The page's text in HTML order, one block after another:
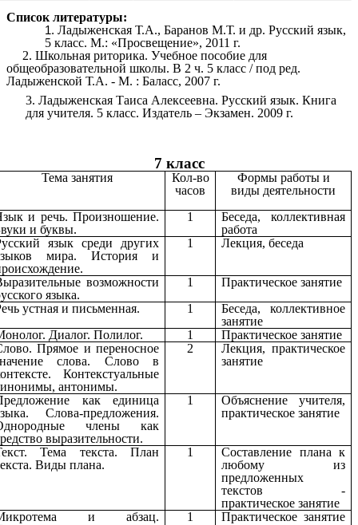
Список литературы:
Ладыженская Т.А., Баранов М.Т. и др. Русский язык,
5 класс. М.: «Просвещение», 2011 г.
2. Школьная риторика. Учебное пособие для
общеобразовательной школы. В 2 ч. 5 класс / под ред.
Ладыженской Т.А. - М. : Баласс, 2007 г.
3. Ладыженская Таиса Алексеевна. Русский язык. Книга
для учителя. 5 класс. Издатель – Экзамен. 2009 г.
7 класс
Тема занятия
Кол-во
часов
Формы работы и
виды деятельности
и речь. Произношение.
и буквы.
1
Беседа, коллективная
работа
язык среди других
мира. История и
1 Лекция, беседа
возможности
языка.
1
Практическое занятие
устная и письменная.
1
Беседа, коллективное
занятие
Диалог. Полилог.
1
Практическое занятие
Прямое и переносное
слова. Слово в
Контекстуальные
антонимы.
2
Лекция, практическое
занятие
как единица
Слова-предложения.
члены как
выразительности.
1
Объяснение учителя,
практическое занятие
Тема текста. План
Виды плана.
1
Составление плана к
любому из
предложенных
текстов -
практическое занятие
и абзац.
1
Практическое занятие